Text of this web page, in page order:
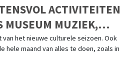
ACTIVITEITEN
MUSEUM MUZIEK,
EEN KIJKJE IN DE
het nieuwe culturele seizoen. Ook
hele maand van alles te doen, zoals in